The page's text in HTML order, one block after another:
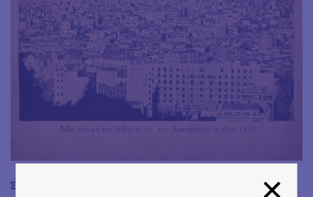
Στην έκθεση Clippings : Athens, όπως και στις